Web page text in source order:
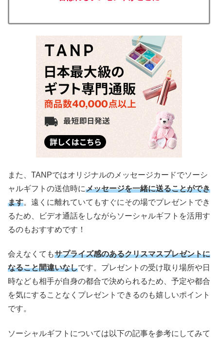
また、TANPではオリジナルのメッセージカードでソーシ
ャルギフトの送信時にメッセージを一緒に送ることができ
ます。遠くに離れていてもすぐにその場でプレゼントでき
るため、ビデオ通話をしながらソーシャルギフトを活用す
るのもおすすめです！
会えなくてもサプライズ感のあるクリスマスプレゼントに
なること間違いなしです。プレゼントの受け取り場所や日
時なども相手が自身の都合で決められるため、予定や都合
を気にすることなくプレゼントできるのも嬉しいポイント
です。
ソーシャルギフトについては以下の記事を参考にしてみて